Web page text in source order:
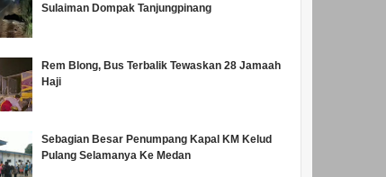
Sulaiman Dompak Tanjungpinang
Rem Blong, Bus Terbalik Tewaskan 28 Jamaah
Haji
Sebagian Besar Penumpang Kapal KM Kelud
Pulang Selamanya Ke Medan